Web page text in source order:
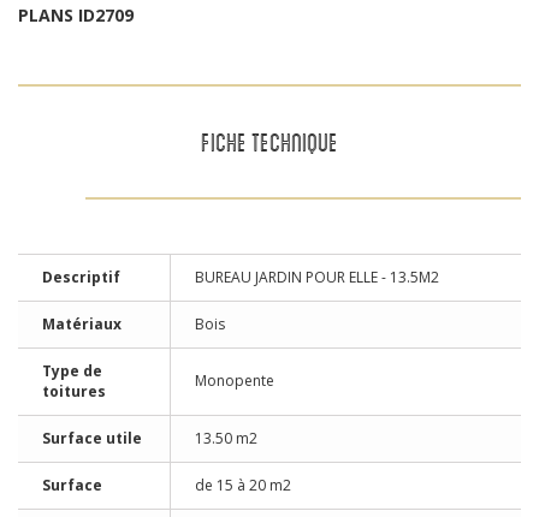
PLANS ID2709
FICHE TECHNIQUE
Descriptif BUREAU JARDIN POUR ELLE - 13.5M2
Matériaux Bois
Type de
toitures
Monopente
Surface utile 13.50 m2
Surface de 15 à 20 m2